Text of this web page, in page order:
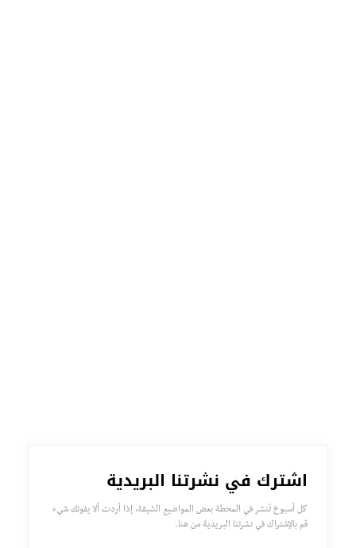
اشترك في نشرتنا البريدية
كل أسبوع تُنشر في المحطة بعض المواضيع الشيقة، إذا أردت ألا يفوتك شيء
قم بالإشتراك في نشرتنا البريدية من هنا.